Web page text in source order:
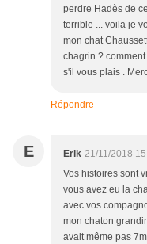
perdre Hadès de
terrible ... voila je
mon chat
chagrin ?
s'il vous plais .
Répondre
E Erik 21/11/2018
Vos histoires sont
vous avez eu la
avec vos
mon chaton
avait même pas